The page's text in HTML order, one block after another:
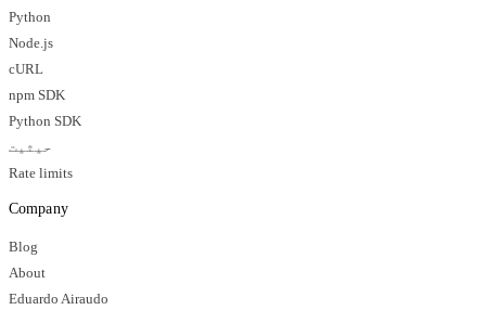
Python
Node.js
cURL
npm SDK
Python SDK
حیثیت
Rate limits
Company
Blog
About
Eduardo Airaudo